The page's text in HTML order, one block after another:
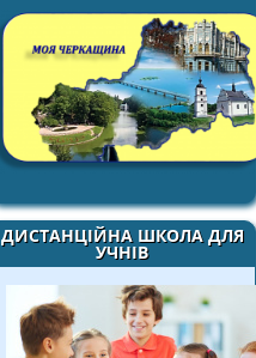
ДИСТАНЦІЙНА ШКОЛА ДЛЯ
УЧНІВ